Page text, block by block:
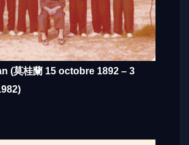
(莫桂蘭 15 octobre 1892 – 3